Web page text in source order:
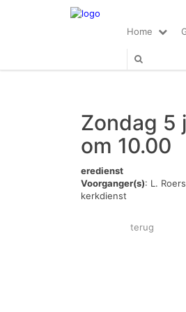
Home
Zondag 5
om 10.00
eredienst
Voorganger(s): L.
kerkdienst
terug